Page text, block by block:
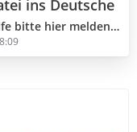
ins Deutsche
(Hilfedatei 3.3.18.0 2025.10.04)